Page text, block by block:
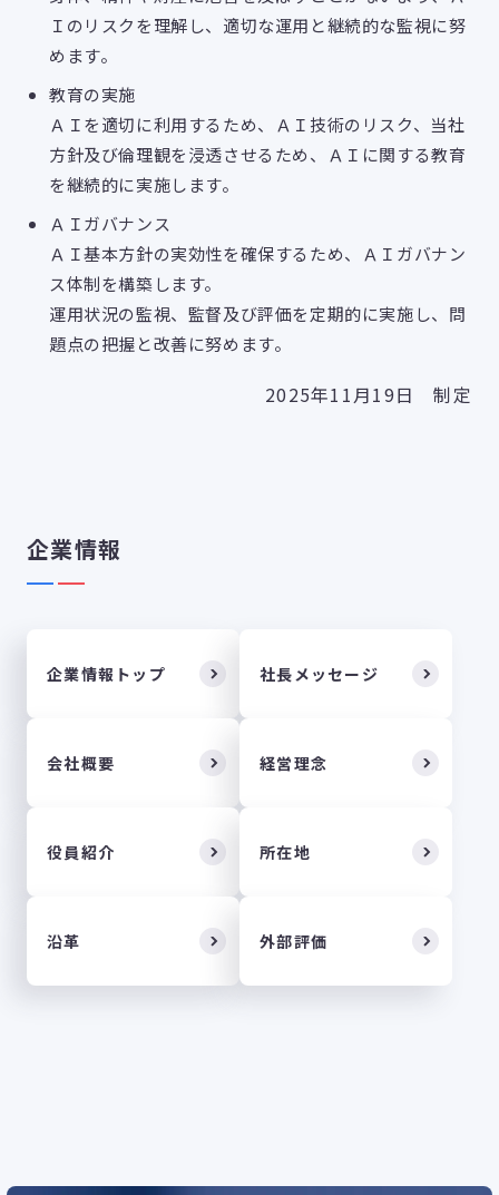
Ｉのリスクを理解し、適切な運用と継続的な監視に努
めます。
教育の実施
ＡＩを適切に利用するため、ＡＩ技術のリスク、当社
方針及び倫理観を浸透させるため、ＡＩに関する教育
を継続的に実施します。
ＡＩガバナンス
ＡＩ基本方針の実効性を確保するため、ＡＩガバナン
ス体制を構築します。
運用状況の監視、監督及び評価を定期的に実施し、問
題点の把握と改善に努めます。
2025年11月19日 制定
企業情報
企業情報トップ 社長メッセージ
会社概要 経営理念
役員紹介 所在地
沿革 外部評価